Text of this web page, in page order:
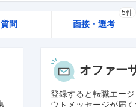
質問 面接・選考
5件
オファー
登録すると転職エー
ウトメッセージが届く